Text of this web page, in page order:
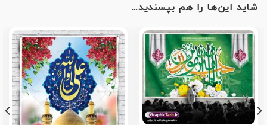
شاید این‌ها را هم بپسندید…